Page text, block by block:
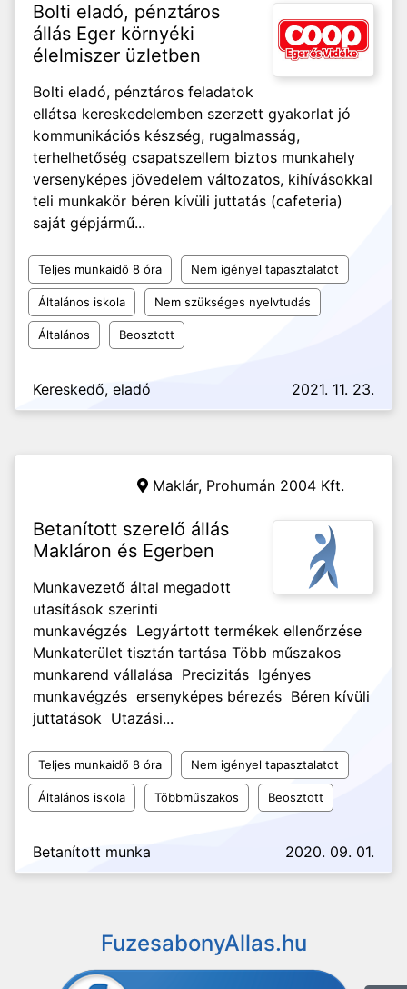
Bolti eladó, pénztáros
állás Eger környéki
élelmiszer üzletben
Bolti eladó, pénztáros feladatok
ellátsa kereskedelemben szerzett gyakorlat jó
kommunikációs készség, rugalmasság,
terhelhetőség csapatszellem biztos munkahely
versenyképes jövedelem változatos, kihívásokkal
teli munkakör béren kívüli juttatás (cafeteria)
saját gépjármű...
Teljes munkaidő 8 óra Nem igényel tapasztalatot
Általános iskola Nem szükséges nyelvtudás
Általános Beosztott
Kereskedő, eladó 2021. 11. 23.
Maklár, Prohumán 2004 Kft.
Betanított szerelő állás
Makláron és Egerben
Munkavezető által megadott
utasítások szerinti
munkavégzés Legyártott termékek ellenőrzése
Munkaterület tisztán tartása Több műszakos
munkarend vállalása Precizitás Igényes
munkavégzés ersenyképes bérezés Béren kívüli
juttatások Utazási...
Teljes munkaidő 8 óra Nem igényel tapasztalatot
Általános iskola Többműszakos Beosztott
Betanított munka 2020. 09. 01.
FuzesabonyAllas.hu